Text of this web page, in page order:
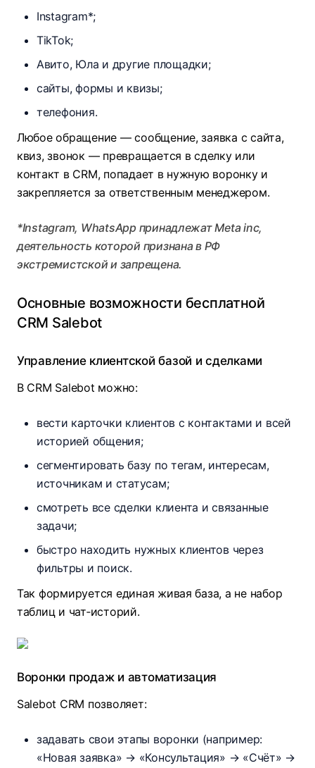
Instagram*;
TikTok;
Авито, Юла и другие площадки;
сайты, формы и квизы;
телефония.
Любое обращение — сообщение, заявка с сайта,
квиз, звонок — превращается в сделку или
контакт в CRM, попадает в нужную воронку и
закрепляется за ответственным менеджером.
*Instagram, WhatsApp принадлежат Meta inc,
деятельность которой признана в РФ
экстремистской и запрещена.
Основные возможности бесплатной
CRM Salebot
Управление клиентской базой и сделками
В CRM Salebot можно:
вести карточки клиентов с контактами и всей
историей общения;
сегментировать базу по тегам, интересам,
источникам и статусам;
смотреть все сделки клиента и связанные
задачи;
быстро находить нужных клиентов через
фильтры и поиск.​
Так формируется единая живая база, а не набор
таблиц и чат‑историй.
Воронки продаж и автоматизация
Salebot CRM позволяет:
задавать свои этапы воронки (например:
«Новая заявка» → «Консультация» → «Счёт» →